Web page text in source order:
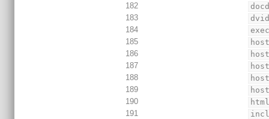
182
183
184
185
186
187
188
189
190
191